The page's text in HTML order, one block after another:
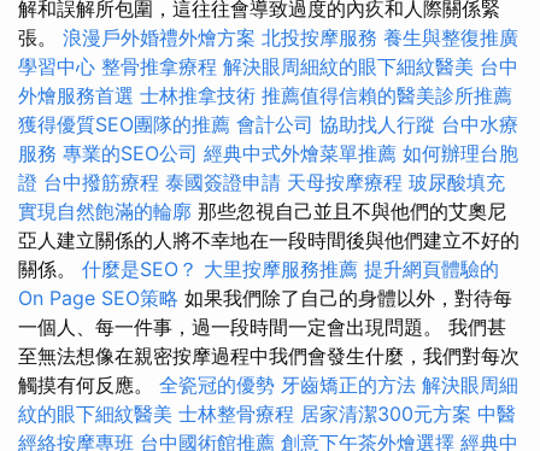
解和誤解所包圍，這往往會導致過度的內疚和人際關係緊
張。 浪漫戶外婚禮外燴方案 北投按摩服務 養生與整復推廣
學習中心 整骨推拿療程 解決眼周細紋的眼下細紋醫美 台中
外燴服務首選 士林推拿技術 推薦值得信賴的醫美診所推薦
獲得優質SEO團隊的推薦 會計公司 協助找人行蹤 台中水療
服務 專業的SEO公司 經典中式外燴菜單推薦 如何辦理台胞
證 台中撥筋療程 泰國簽證申請 天母按摩療程 玻尿酸填充
實現自然飽滿的輪廓 那些忽視自己並且不與他們的艾奧尼
亞人建立關係的人將不幸地在一段時間後與他們建立不好的
關係。 什麼是SEO？ 大里按摩服務推薦 提升網頁體驗的
On Page SEO策略 如果我們除了自己的身體以外，對待每
一個人、每一件事，過一段時間一定會出現問題。 我們甚
至無法想像在親密按摩過程中我們會發生什麼，我們對每次
觸摸有何反應。 全瓷冠的優勢 牙齒矯正的方法 解決眼周細
紋的眼下細紋醫美 士林整骨療程 居家清潔300元方案 中醫
經絡按摩專班 台中國術館推薦 創意下午茶外燴選擇 經典中